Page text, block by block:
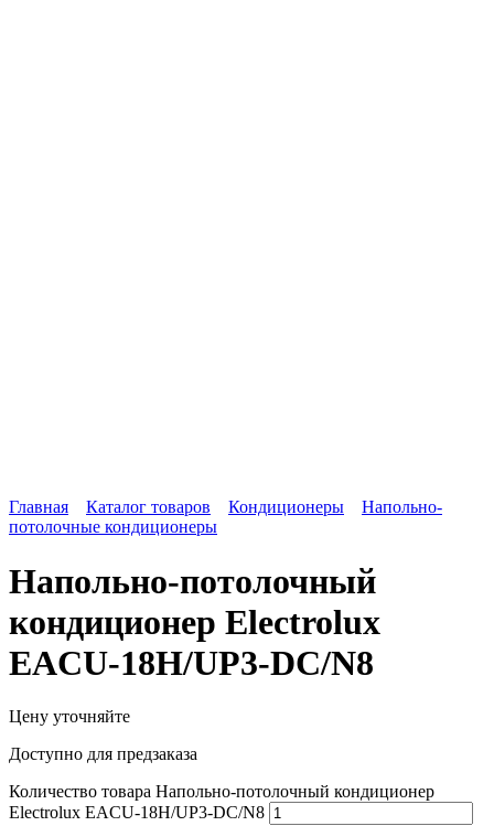
Главная Каталог товаров Кондиционеры
Напольно-
потолочные кондиционеры
Напольно-потолочный
кондиционер Electrolux
EACU-18H/UP3-DC/N8
Цену уточняйте
Доступно для предзаказа
Количество товара Напольно-потолочный кондиционер
Electrolux EACU-18H/UP3-DC/N8